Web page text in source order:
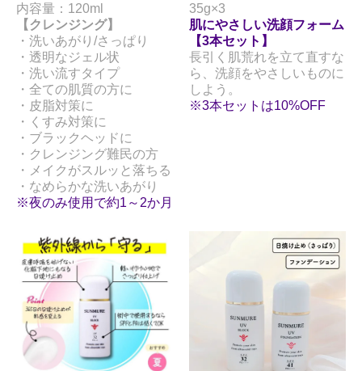
内容量：120ml
【クレンジング】
・洗いあがり/さっぱり
・透明なジェル状
・洗い流すタイプ
・全ての肌質の方に
・皮脂対策に
・くすみ対策に
・ブラックヘッドに
・クレンジング難民の方
・メイクがスルッと落ちる
・なめらかな洗いあがり
※夜のみ使用で約1～2か月
35g×3
肌にやさしい洗顔フォーム
【3本セット】
長引く肌荒れを立て直すな
ら、洗顔をやさしいものに
しよう。
※3本セットは10%OFF